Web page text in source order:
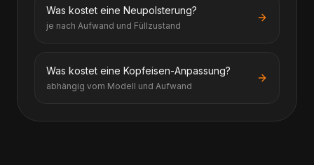
Was kostet eine Neupolsterung?
je nach Aufwand und Füllzustand
Was kostet eine Kopfeisen-Anpassung?
abhängig vom Modell und Aufwand